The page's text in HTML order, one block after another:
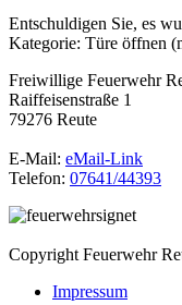
Entschuldigen Sie, es
Kategorie: Türe öffnen
Freiwillige Feuerwehr
Raiffeisenstraße 1
79276 Reute
E-Mail: eMail-Link
Telefon: 07641/44393
Copyright Feuerwehr
Impressum